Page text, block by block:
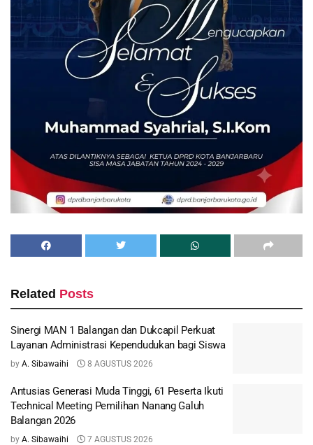
Related Posts
Sinergi MAN 1 Balangan dan Dukcapil Perkuat
Layanan Administrasi Kependudukan bagi Siswa
by A. Sibawaihi 8 AGUSTUS 2026
Antusias Generasi Muda Tinggi, 61 Peserta Ikuti
Technical Meeting Pemilihan Nanang Galuh
Balangan 2026
by A. Sibawaihi 7 AGUSTUS 2026